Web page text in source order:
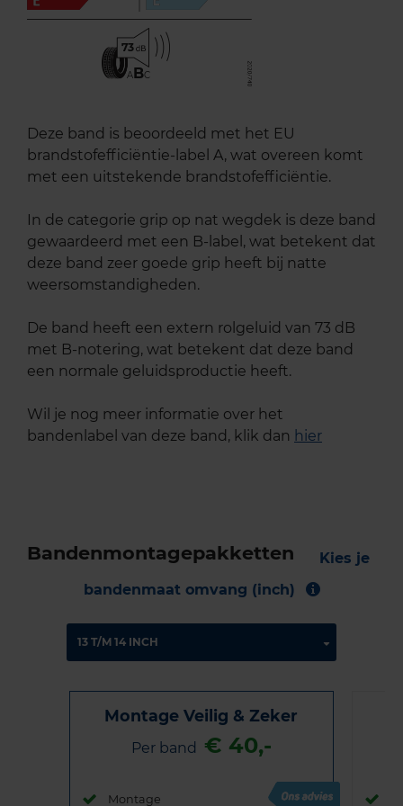
73
ABC
Deze band is beoordeeld met het EU
brandstofefficiëntie-label A, wat overeen komt
met een uitstekende brandstofefficiëntie.
In de categorie grip op nat wegdek is deze band
gewaardeerd met een B-label, wat betekent dat
deze band zeer goede grip heeft bij natte
weersomstandigheden.
De band heeft een extern rolgeluid van 73 dB
met B-notering, wat betekent dat deze band
een normale geluidsproductie heeft.
Wil je nog meer informatie over het
bandenlabel van deze band, klik dan hier
Bandenmontagepakketten
Kies je
bandenmaat omvang (inch)
Montage Veilig & Zeker
Per band € 40,-
Montage